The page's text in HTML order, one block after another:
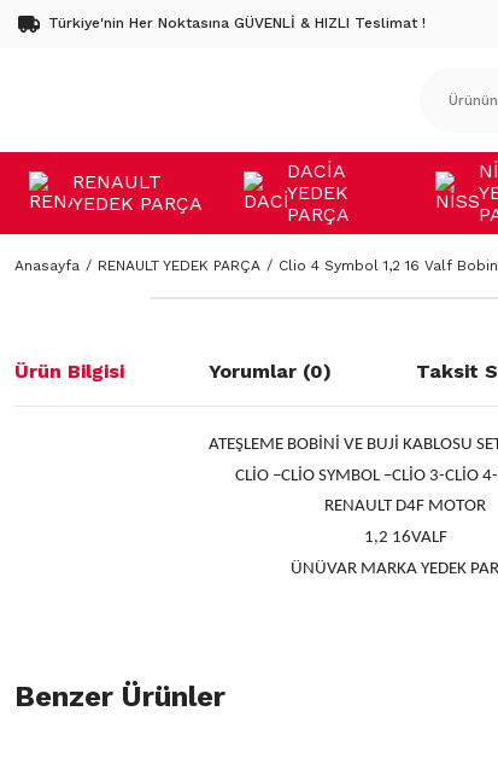
Türkiye'nin Her Noktasına GÜVENLİ & HIZLI Teslimat !
RENAULT
YEDEK PARÇA
DACİA
YEDEK
PARÇA
Anasayfa RENAULT YEDEK PARÇA Clio 4 Symbol 1,2 16 Valf
Ürün Bilgisi Yorumlar (0) Taksit
ATEŞLEME BOBİNİ VE BUJİ KABLOSU
CLİO –CLİO SYMBOL –CLİO 3-CLİO
RENAULT D4F MOTOR
1,2 16VALF
ÜNÜVAR MARKA YEDEK
öneri formunu kullanarak tarafımıza iletebilirsiniz.
Benzer Ürünler